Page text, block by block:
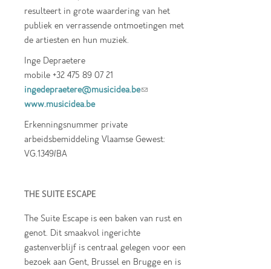
resulteert in grote waardering van het
publiek en verrassende ontmoetingen met
de artiesten en hun muziek.
Inge Depraetere
mobile +32 475 89 07 21
ingedepraetere@musicidea.be(link sends e-
www.musicidea.be
Erkenningsnummer private
arbeidsbemiddeling Vlaamse Gewest:
VG.1349/BA
THE SUITE ESCAPE
The Suite Escape is een baken van rust en
genot. Dit smaakvol ingerichte
gastenverblijf is centraal gelegen voor een
bezoek aan Gent, Brussel en Brugge en is